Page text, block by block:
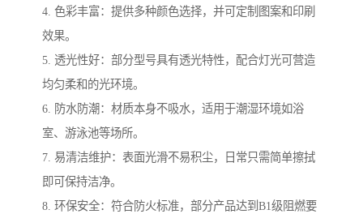
4. 色彩丰富：提供多种颜色选择，并可定制图案和印刷
效果。
5. 透光性好：部分型号具有透光特性，配合灯光可营造
均匀柔和的光环境。
6. 防水防潮：材质本身不吸水，适用于潮湿环境如浴
室、游泳池等场所。
7. 易清洁维护：表面光滑不易积尘，日常只需简单擦拭
即可保持洁净。
8. 环保安全：符合防火标准，部分产品达到B1级阻燃要